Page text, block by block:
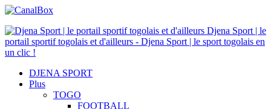
Djena Sport | le
portail sportif togolais et d'ailleurs - Djena Sport | le sport togolais en
un clic !
DJENA SPORT
Plus
TOGO
FOOTBALL